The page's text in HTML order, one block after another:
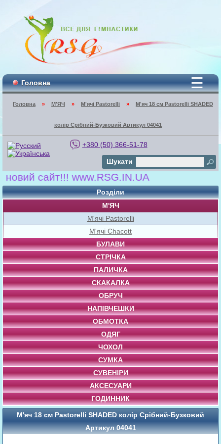
Головна ☰
Головна » М'ЯЧ » М'ячі Pastorelli » М'яч 18 см Pastorelli SHADED
колір Срібний-Бузковий Артикул 04041
+380 (50) 366-51-78
Шукати
сайт!!! www.RSG.IN.UA
Розділи
М'ЯЧ
М'ячі Pastorelli
М'ячі Chacott
БУЛАВИ
СТРІЧКА
ПАЛИЧКА
СКАКАЛКА
ОБРУЧ
НАПІВЧЕШКИ
ОБМОТКА
ОДЯГ
ЧОХОЛ
СУМКА
СУВЕНІРИ
АКСЕСУАРИ
ГОДИННИК
М'яч 18 см Pastorelli SHADED колір Срібний-Бузковий
Артикул 04041